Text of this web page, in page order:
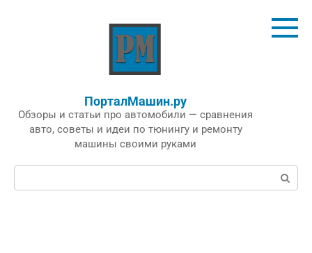
ПорталМашин.ру
Обзоры и статьи про автомобили — сравнения
авто, советы и идеи по тюнингу и ремонту
машины своими руками
Поиск: